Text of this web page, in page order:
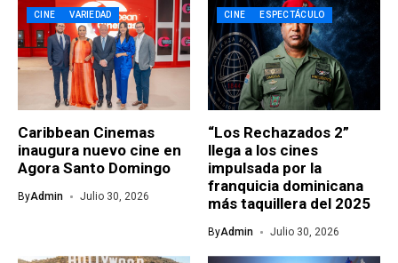
CINE VARIEDAD
Caribbean Cinemas
inaugura nuevo cine en
Agora Santo Domingo
ByAdmin Julio 30, 2026
CINE ESPECTÁCULO
“Los Rechazados 2”
llega a los cines
impulsada por la
franquicia dominicana
más taquillera del 2025
ByAdmin Julio 30, 2026